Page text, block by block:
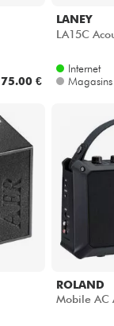
75.00 €
LANEY
LA15C
Internet
Magasins
ROLAND
Mobile AC